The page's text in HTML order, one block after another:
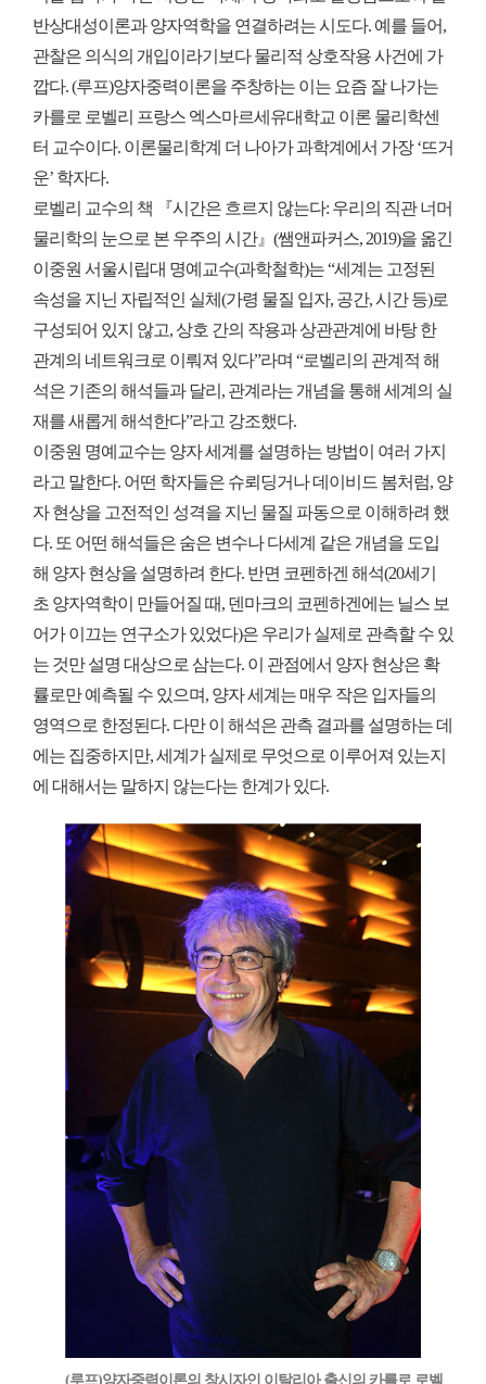
반상대성이론과 양자역학을 연결하려는 시도다. 예를 들어,
관찰은 의식의 개입이라기보다 물리적 상호작용 사건에 가
깝다. (루프)양자중력이론을 주창하는 이는 요즘 잘 나가는
카를로 로벨리 프랑스 엑스마르세유대학교 이론 물리학센
터 교수이다. 이론물리학계 더 나아가 과학계에서 가장 ‘뜨거
운’ 학자다.
로벨리 교수의 책 『시간은 흐르지 않는다: 우리의 직관 너머
물리학의 눈으로 본 우주의 시간』(쌤앤파커스, 2019)을 옮긴
이중원 서울시립대 명예교수(과학철학)는 “세계는 고정된
속성을 지닌 자립적인 실체(가령 물질 입자, 공간, 시간 등)로
구성되어 있지 않고, 상호 간의 작용과 상관관계에 바탕 한
관계의 네트워크로 이뤄져 있다”라며 “로벨리의 관계적 해
석은 기존의 해석들과 달리, 관계라는 개념을 통해 세계의 실
재를 새롭게 해석한다”라고 강조했다.
이중원 명예교수는 양자 세계를 설명하는 방법이 여러 가지
라고 말한다. 어떤 학자들은 슈뢰딩거나 데이비드 봄처럼, 양
자 현상을 고전적인 성격을 지닌 물질 파동으로 이해하려 했
다. 또 어떤 해석들은 숨은 변수나 다세계 같은 개념을 도입
해 양자 현상을 설명하려 한다. 반면 코펜하겐 해석(20세기
초 양자역학이 만들어질 때, 덴마크의 코펜하겐에는 닐스 보
어가 이끄는 연구소가 있었다)은 우리가 실제로 관측할 수 있
는 것만 설명 대상으로 삼는다. 이 관점에서 양자 현상은 확
률로만 예측될 수 있으며, 양자 세계는 매우 작은 입자들의
영역으로 한정된다. 다만 이 해석은 관측 결과를 설명하는 데
에는 집중하지만, 세계가 실제로 무엇으로 이루어져 있는지
에 대해서는 말하지 않는다는 한계가 있다.
(루프)양자중력이론의 창시자인 이탈리아 출신의 카를로 로벨